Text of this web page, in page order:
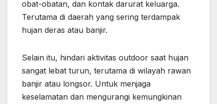
obat-obatan, dan kontak darurat keluarga.
Terutama di daerah yang sering terdampak
hujan deras atau banjir.
Selain itu, hindari aktivitas outdoor saat hujan
sangat lebat turun, terutama di wilayah rawan
banjir atau longsor. Untuk menjaga
keselamatan dan mengurangi kemungkinan